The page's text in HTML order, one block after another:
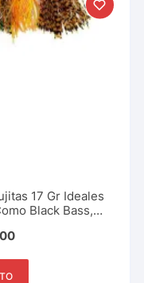
17 Gr Ideales
Black Bass,